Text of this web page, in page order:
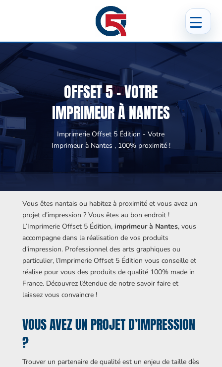
OFFSET 5 - VOTRE
IMPRIMEUR À NANTES
Imprimerie Offset 5 Édition - Votre
Imprimeur à Nantes , 100% proximité !
Vous êtes nantais ou habitez à proximité et vous avez un
projet d’impression ? Vous êtes au bon endroit !
L’Imprimerie Offset 5 Édition, imprimeur à Nantes, vous
accompagne dans la réalisation de vos produits
d’impression. Professionnel des arts graphiques ou
particulier, l’Imprimerie Offset 5 Édition vous conseille et
réalise pour vous des produits de qualité 100% made in
France. Découvrez l’étendue de notre savoir faire et
laissez vous convaincre !
VOUS AVEZ UN PROJET D’IMPRESSION
?
Trouver un partenaire de qualité est un enjeu de taille dès